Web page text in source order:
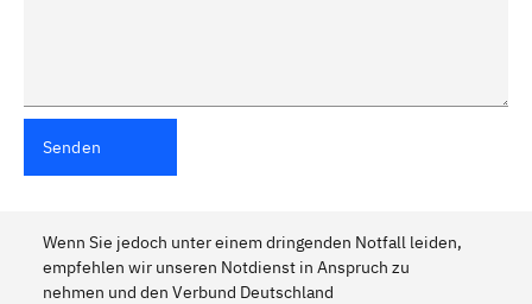
Senden
Wenn Sie jedoch unter einem dringenden Notfall leiden,
empfehlen wir unseren Notdienst in Anspruch zu
nehmen und den Verbund Deutschland